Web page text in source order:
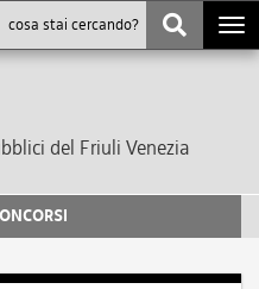
del Friuli Venezia